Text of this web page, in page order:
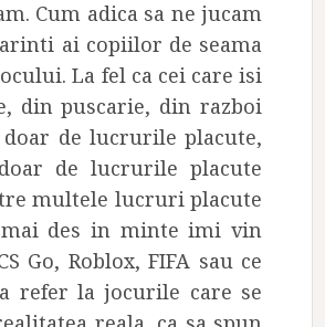
Cum adica sa ne jucam
ai copiilor de seama
La fel ca cei care isi
din puscarie, din razboi
de lucrurile placute,
de lucrurile placute
multele lucruri placute
mai des in minte imi vin
Go, Roblox, FIFA sau ce
refer la jocurile care se